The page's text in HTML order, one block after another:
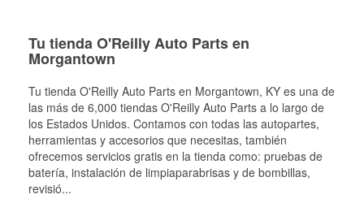
Tu tienda O'Reilly Auto Parts en
Morgantown
Tu tienda O'Reilly Auto Parts en Morgantown, KY es una de
las más de 6,000 tiendas O'Reilly Auto Parts a lo largo de
los Estados Unidos. Contamos con todas las autopartes,
herramientas y accesorios que necesitas, también
ofrecemos servicios gratis en la tienda como: pruebas de
batería, instalación de limpiaparabrisas y de bombillas,
revisió...